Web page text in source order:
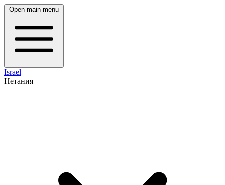
Open main menu
Israel
Нетания